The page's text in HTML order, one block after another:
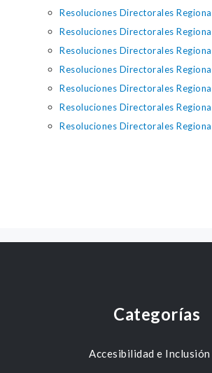
Resoluciones Directorales
Resoluciones Directorales
Resoluciones Directorales
Resoluciones Directorales
Resoluciones Directorales
Resoluciones Directorales
Resoluciones Directorales
Categorías
Accesibilidad e Inclusión